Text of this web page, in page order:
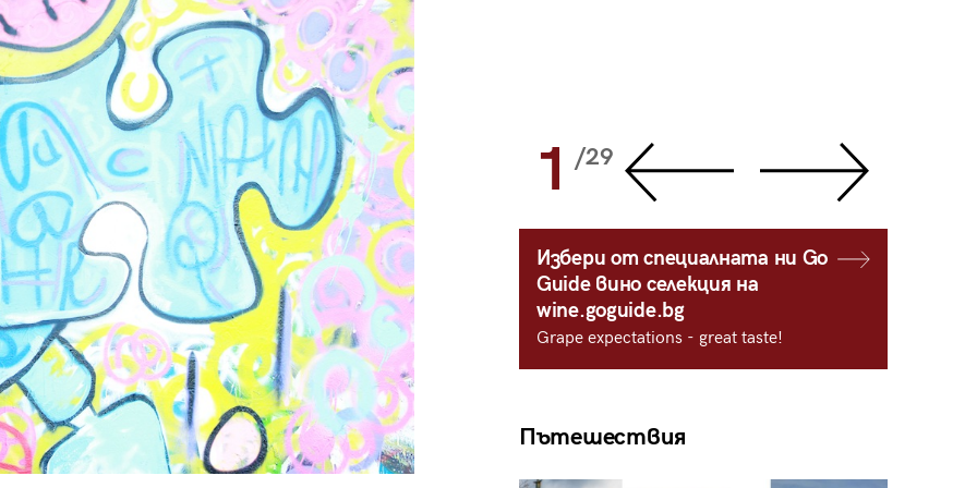
29/29 1 /29
Избери от специалната ни Go
Guide вино селекция на
wine.goguide.bg
Grape expectations - great taste!
Пътешествия